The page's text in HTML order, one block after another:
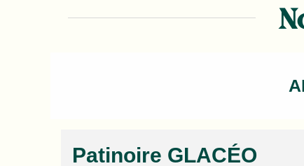
Patinoire GLACÉO